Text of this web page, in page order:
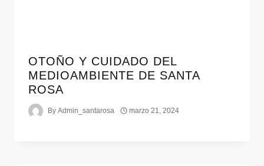
OTOÑO Y CUIDADO DEL
MEDIOAMBIENTE DE SANTA
ROSA
By Admin_santarosa marzo 21, 2024